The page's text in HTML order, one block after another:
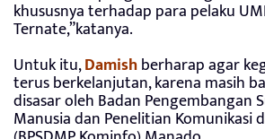
khususnya terhadap para pelaku
Ternate,”katanya.
Untuk itu,Damishberharap agar
terus berkelanjutan, karena masih
disasar oleh Badan Pengembangan
Manusia dan Penelitian Komunikasi